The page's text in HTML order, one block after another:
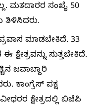
ಮತದಾರರ ಸಂಖ್ಯೆ 50
ತಿಳಿಸಿದರು.
ಮಾಡಬೇಕಿದೆ. 33
ಕ್ಷೇತ್ರವನ್ನು ಸುತ್ತಬೇಕಿದೆ.
ಜವಾಬ್ದಾರಿ
ಕಾಂಗ್ರೆಸ್ ಪಕ್ಷ
ಕ್ಷೇತ್ರದಲ್ಲಿ ಬಿಜೆಪಿ